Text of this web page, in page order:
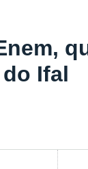
Ifal